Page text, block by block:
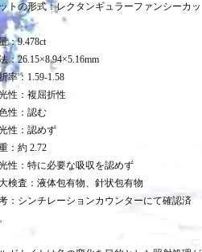
トの形式：レクタンギュラーファンシーカッ
：9.478ct
：26.15×8.94×5.16mm
率：1.59-1.58
性：複屈折性
性：認む
性：認めず
：約 2.72
性：特に必要な吸収を認めず
検査：液体包有物、針状包有物
：シンチレーションカウンターにて確認済